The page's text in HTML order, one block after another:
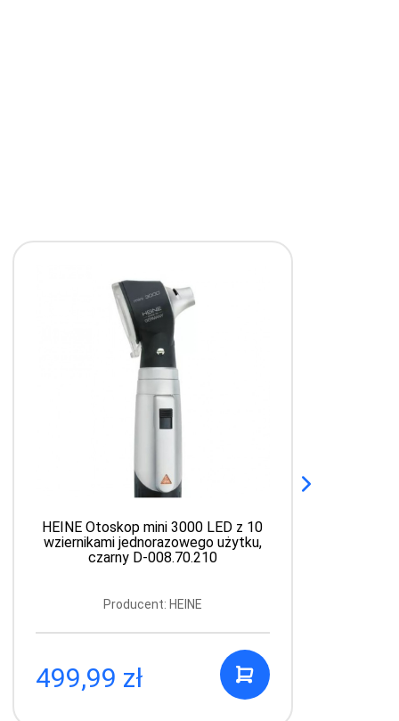
HEINE Otoskop mini 3000 LED z 10
wziernikami jednorazowego użytku,
czarny D-008.70.210
Producent: HEINE
499,99 zł